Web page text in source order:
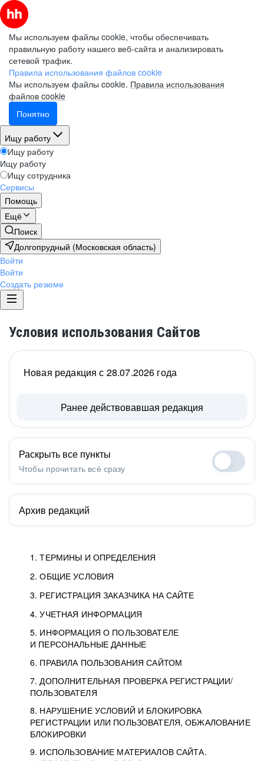
Мы используем файлы cookie, чтобы обеспечивать
правильную работу нашего веб-сайта и анализировать
сетевой трафик.
Правила использования файлов cookie
Мы используем файлы cookie. Правила использования
файлов cookie
Понятно
Ищу работу
Ищу работу
Ищу работу
Ищу сотрудника
Сервисы
Помощь
Ещё
Поиск
Долгопрудный (Московская область)
Войти
Войти
Создать резюме
Условия использования Сайтов
1. ТЕРМИНЫ И ОПРЕДЕЛЕНИЯ
2. ОБЩИЕ УСЛОВИЯ
3. РЕГИСТРАЦИЯ ЗАКАЗЧИКА НА САЙТЕ
4. УЧЕТНАЯ ИНФОРМАЦИЯ
5. ИНФОРМАЦИЯ О ПОЛЬЗОВАТЕЛЕ
И ПЕРСОНАЛЬНЫЕ ДАННЫЕ
6. ПРАВИЛА ПОЛЬЗОВАНИЯ САЙТОМ
7. ДОПОЛНИТЕЛЬНАЯ ПРОВЕРКА РЕГИСТРАЦИИ/
ПОЛЬЗОВАТЕЛЯ
8. НАРУШЕНИЕ УСЛОВИЙ И БЛОКИРОВКА
РЕГИСТРАЦИИ ИЛИ ПОЛЬЗОВАТЕЛЯ, ОБЖАЛОВАНИЕ
БЛОКИРОВКИ
9. ИСПОЛЬЗОВАНИЕ МАТЕРИАЛОВ САЙТА.
Новая редакция с 28.07.2026 года
Ранее действовавшая редакция
Раскрыть все пункты
Чтобы прочитать всё сразу
Архив редакций